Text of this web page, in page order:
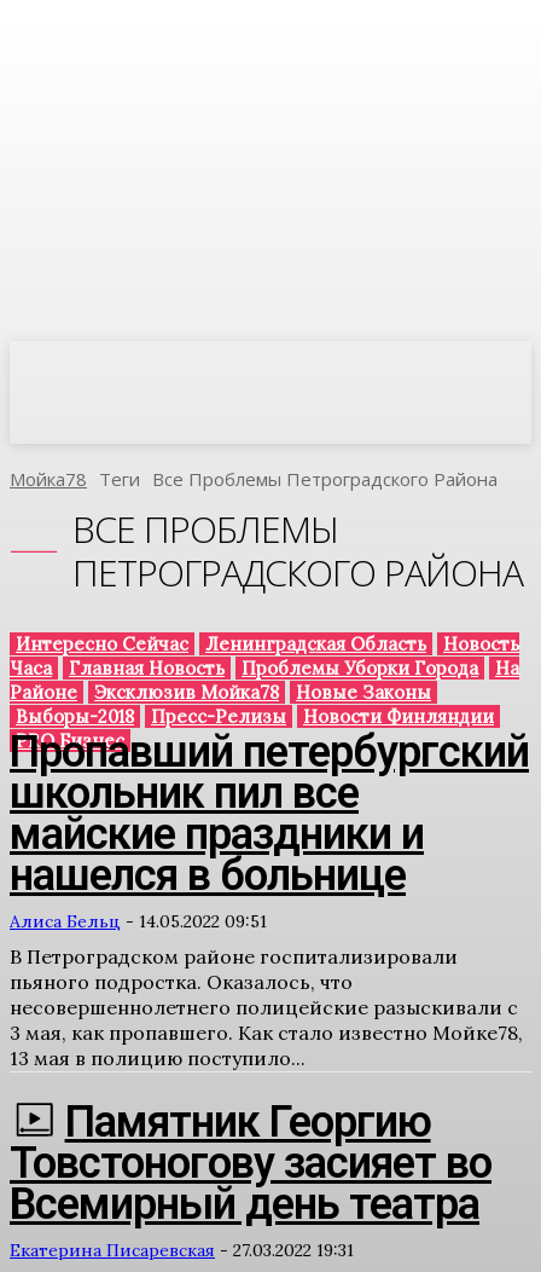
Мойка78 Теги Все Проблемы Петроградского Района
ВСЕ ПРОБЛЕМЫ
ПЕТРОГРАДСКОГО РАЙОНА
Интересно Сейчас Ленинградская Область
Новость
Часа
Главная Новость Проблемы Уборки Города
На
Районе
Эксклюзив Мойка78
Новые Законы
Выборы-2018
Пресс-Релизы
Новости Финляндии
PRO Бизнес
Пропавший петербургский
школьник пил все
майские праздники и
нашелся в больнице
Алиса Бельц - 14.05.2022 09:51
В Петроградском районе госпитализировали
пьяного подростка. Оказалось, что
несовершеннолетнего полицейские разыскивали с
3 мая, как пропавшего. Как стало известно Мойке78,
13 мая в полицию поступило...
Памятник Георгию
Товстоногову засияет во
Всемирный день театра
Екатерина Писаревская - 27.03.2022 19:31